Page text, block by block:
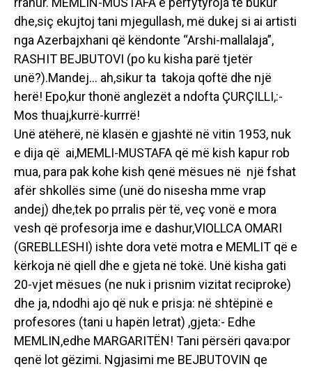
dhe,siç ekujtoj tani mjegullash, më dukej si ai artisti
nga Azerbajxhani që këndonte “Arshi-mallalaja”,
RASHIT BEJBUTOVI (po ku kisha parë tjetër
unë?).Mandej… ah,sikur ta takoja qoftë dhe një
herë! Epo,kur thonë anglezët a ndofta ÇURÇILLI,:-
Mos thuaj,kurrë-kurrrë!
Unë atëherë, në klasën e gjashtë në vitin 1953, nuk
e dija që ai,MEMLI-MUSTAFA që më kish kapur rob
mua, para pak kohe kish qenë mësues në një fshat
afër shkollës sime (unë do nisesha mme vrap
andej) dhe,tek po prralis për të, veç vonë e mora
vesh që profesorja ime e dashur,VIOLLCA OMARI
(GREBLLESHI) ishte dora vetë motra e MEMLIT që e
kërkoja në qiell dhe e gjeta në tokë. Unë kisha gati
20-vjet mësues (ne nuk i prisnim vizitat reciproke)
dhe ja, ndodhi ajo që nuk e prisja: në shtëpinë e
profesores (tani u hapën letrat) ,gjeta:- Edhe
MEMLIN,edhe MARGARITËN! Tani përsëri qava:por
qenë lot gëzimi. Ngjasimi me BEJBUTOVIN qe